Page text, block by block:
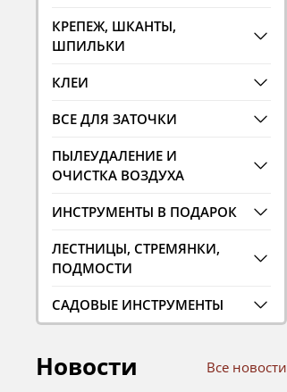
КРЕПЕЖ, ШКАНТЫ,
ШПИЛЬКИ
КЛЕИ
ВСЕ ДЛЯ ЗАТОЧКИ
ПЫЛЕУДАЛЕНИЕ И
ОЧИСТКА ВОЗДУХА
ИНСТРУМЕНТЫ В ПОДАРОК
ЛЕСТНИЦЫ, СТРЕМЯНКИ,
ПОДМОСТИ
САДОВЫЕ ИНСТРУМЕНТЫ
Новости Все новости